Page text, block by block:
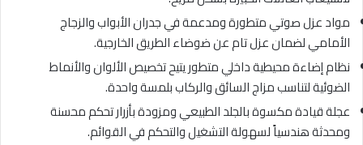
مواد عزل صوتي متطورة ومدعمة في جدران الأبواب والزجاج
الأمامي لضمان عزل تام عن ضوضاء الطريق الخارجية.
نظام إضاءة محيطية داخلي متطور يتيح تخصيص الألوان والأنماط
الضوئية لتناسب مزاج السائق والركاب بلمسة واحدة.
عجلة قيادة مكسوة بالجلد الطبيعي ومزودة بأزرار تحكم محسنة
ومحدثة هندسياً لسهولة التشغيل والتحكم في القوائم.